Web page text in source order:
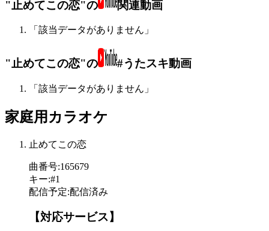
"止めてこの恋"の 関連動画
「該当データがありません」
"止めてこの恋"の #うたスキ動画
「該当データがありません」
家庭用カラオケ
止めてこの恋
曲番号:165679
キー:#1
配信予定:配信済み
【対応サービス】